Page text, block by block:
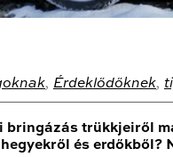
, Érdeklődőknek,
bringázás trükkjeiről
és